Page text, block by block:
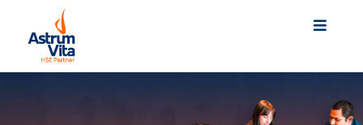
contenido
Toggle